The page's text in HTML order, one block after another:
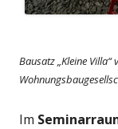
Bausatz „Kleine
Im